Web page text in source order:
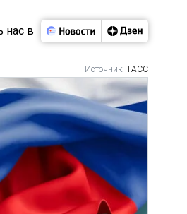
нас в
Источник: ТАСС